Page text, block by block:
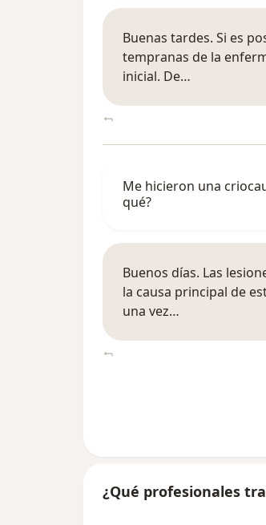
Buenas tardes. Si es
tempranas de la
inicial. De…
Me hicieron una
qué?
Buenos días. Las
la causa principal de
una vez…
¿Qué profesionales